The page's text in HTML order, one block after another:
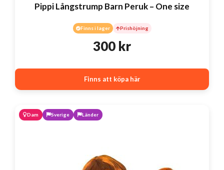
Pippi Långstrump Barn Peruk – One size
Finns i lager Prishöjning
300 kr
Finns att köpa här
Dam Sverige Länder